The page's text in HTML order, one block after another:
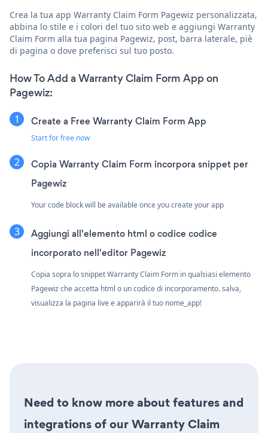
Crea la tua app Warranty Claim Form Pagewiz personalizzata,
abbina lo stile e i colori del tuo sito web e aggiungi Warranty
Claim Form alla tua pagina Pagewiz, post, barra laterale, piè
di pagina o dove preferisci sul tuo posto.
How To Add a Warranty Claim Form App on
Pagewiz:
Create a Free Warranty Claim Form App
Start for free now
Copia Warranty Claim Form incorpora snippet per
Pagewiz
Your code block will be available once you create your app
Aggiungi all'elemento html o codice codice
incorporato nell'editor Pagewiz
Copia sopra lo snippet Warranty Claim Form in qualsiasi elemento
Pagewiz che accetta html o un codice di incorporamento. salva,
visualizza la pagina live e apparirà il tuo nome_app!
Need to know more about features and
integrations of our Warranty Claim